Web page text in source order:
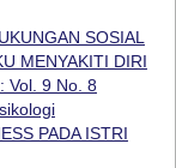
SOSIAL
MENYAKITI DIRI
Vol. 9 No. 8
PADA ISTRI